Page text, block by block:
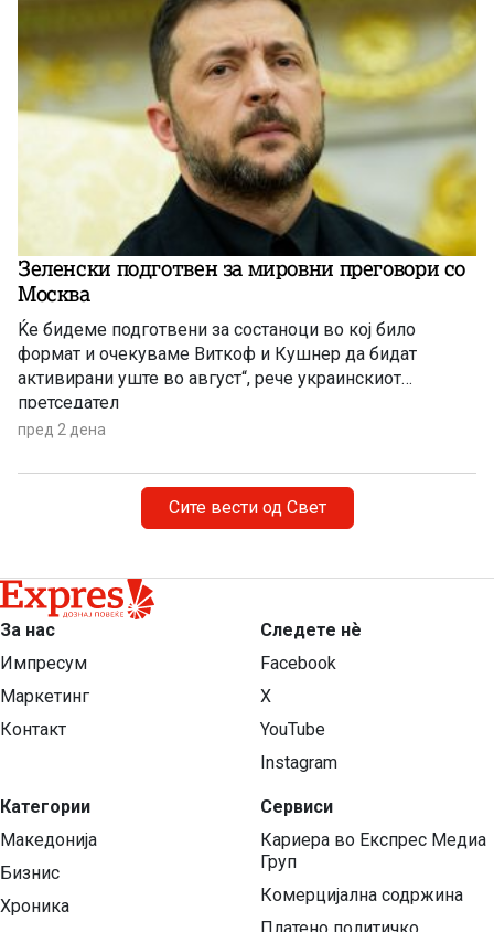
Зеленски подготвен за мировни преговори со
Москва
Ќе бидеме подготвени за состаноци во кој било
формат и очекуваме Виткоф и Кушнер да бидат
активирани уште во август“, рече украинскиот
претседател
пред 2 дена
Сите вести од Свет
За нас
Импресум
Маркетинг
Контакт
Категории
Македонија
Бизнис
Хроника
Следете нѐ
Facebook
X
YouTube
Instagram
Сервиси
Кариера во Експрес Медиа
Груп
Комерцијална содржина